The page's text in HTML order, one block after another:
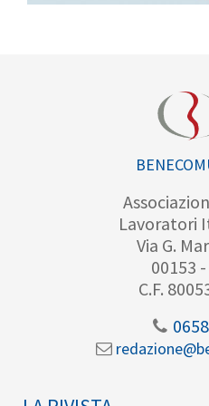
Lavoratori
Via G.
00153
C.F.